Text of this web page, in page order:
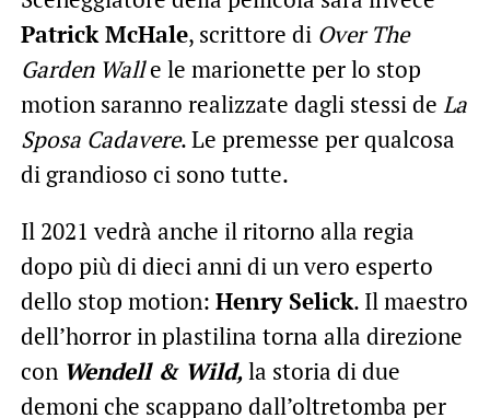
Patrick McHale, scrittore di Over The
Garden Walle le marionette per lo stop
motion saranno realizzate dagli stessi de La
Sposa Cadavere. Le premesse per qualcosa
di grandioso ci sono tutte.
Il 2021 vedrà anche il ritorno alla regia
dopo più di dieci anni di un vero esperto
dello stop motion: Henry Selick. Il maestro
dell’horror in plastilina torna alla direzione
con Wendell & Wild,la storia di due
demoni che scappano dall’oltretomba per